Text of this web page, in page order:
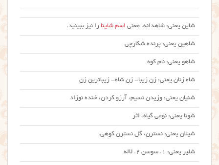
شاین یعنی: شاهدانه. معنی اسم شاینا را نیز ببینید.
شاهین یعنی: پرنده شکارچی
شاهو یعنی: نام کوه
شاه زنان یعنی: زن زیبا- زن شاه- زیباترین زن
شنیان یعنی: وزیدن نسیم، آرزو کردن، خنده نوزاد
شونا یعنی: نوعی گیاه، اثر
شیلان یعنی: نسترن، گل نسترن کوهی.
شلیر یعنی: ۱. سوسن ۲. لاله